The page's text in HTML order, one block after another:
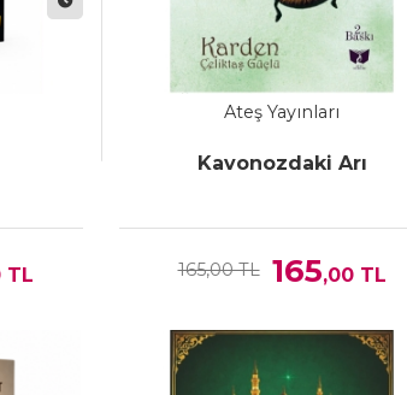
TL
Ateş Yayınları
Kavonozdaki Arı
165,00 TL 165,00TL